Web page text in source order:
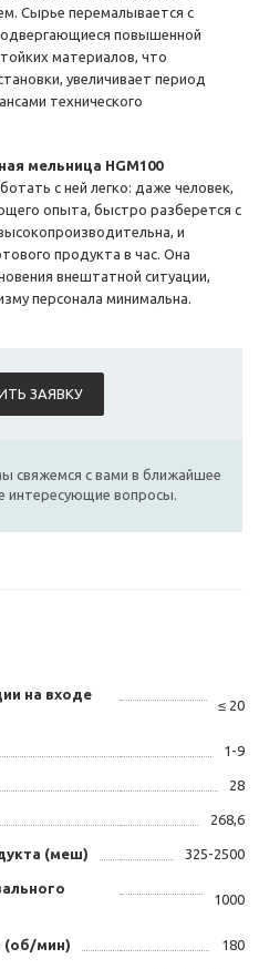
Сырье перемалывается с
повышенной
материалов, что
увеличивает период
технического
мельница HGM100
с ней легко: даже человек,
опыта, быстро разберется с
и
продукта в час. Она
внештатной ситуации,
персонала минимальна.
ЗАЯВКУ
свяжемся с вами в ближайшее
интересующие вопросы.
на входе
≤ 20
1-9
28
268,6
(меш) 325-2500
1000
(об/мин) 180